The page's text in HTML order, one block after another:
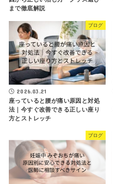
まで徹底解説
ブログ
2026.03.21
座っていると腰が痛い原因と対処
法｜今すぐ改善できる正しい座り
方とストレッチ
ブログ